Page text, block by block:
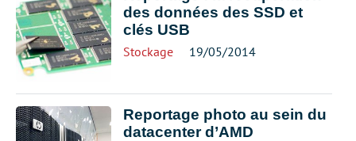
des données des SSD et
clés USB
Stockage 19/05/2014
Reportage photo au sein du
datacenter d’AMD